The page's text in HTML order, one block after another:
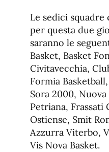
Le sedici
per questa due
saranno le
Basket, Basket
Civitavecchia,
Formia
Sora 2000,
Petriana, Frassati
Ostiense, Smit
Azzurra Viterbo,
Vis Nova Basket.